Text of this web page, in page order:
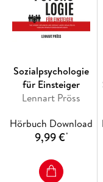
kann?
Weißt Du, wann und
verhalten?
Erfahre mehr über
Sozialpsychologie
für Einsteiger
Lennart Pröss
Hörbuch Download
9,99 €*